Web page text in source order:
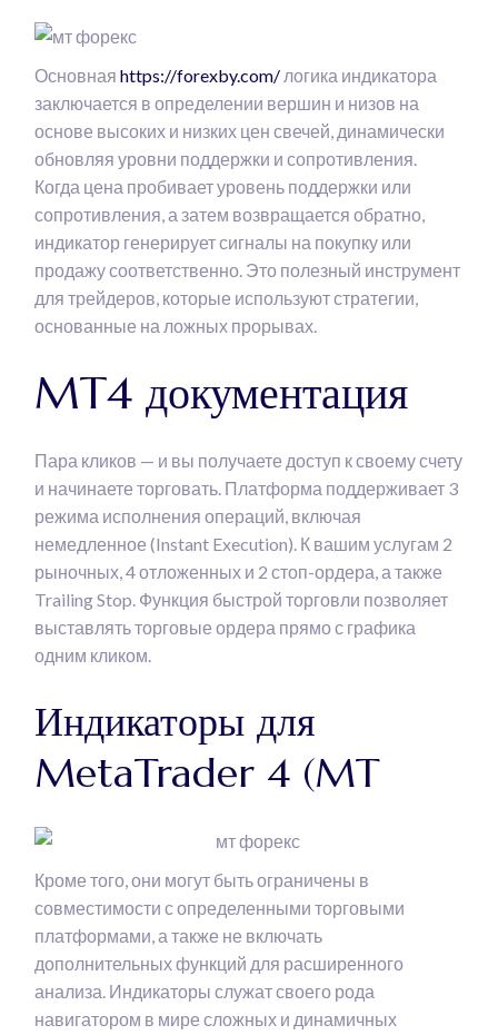
Основнаяhttps://forexby.com/ логика индикатора
заключается в определении вершин и низов на
основе высоких и низких цен свечей, динамически
обновляя уровни поддержки и сопротивления.
Когда цена пробивает уровень поддержки или
сопротивления, а затем возвращается обратно,
индикатор генерирует сигналы на покупку или
продажу соответственно. Это полезный инструмент
для трейдеров, которые используют стратегии,
основанные на ложных прорывах.
MT4 документация
Пара кликов — и вы получаете доступ к своему счету
и начинаете торговать. Платформа поддерживает 3
режима исполнения операций, включая
немедленное (Instant Execution). К вашим услугам 2
рыночных, 4 отложенных и 2 стоп-ордера, а также
Trailing Stop. Функция быстрой торговли позволяет
выставлять торговые ордера прямо с графика
одним кликом.
Индикаторы для
MetaTrader 4 (MT
Кроме того, они могут быть ограничены в
совместимости с определенными торговыми
платформами, а также не включать
дополнительных функций для расширенного
анализа. Индикаторы служат своего рода
навигатором в мире сложных и динамичных